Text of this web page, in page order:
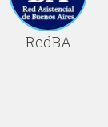
RedBA